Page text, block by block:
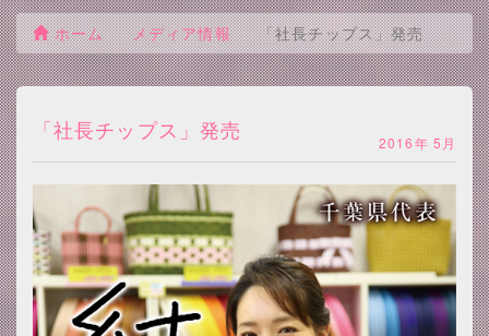
ホーム メディア情報 「社長チップス」発売
「社長チップス」発売 2016年 5月